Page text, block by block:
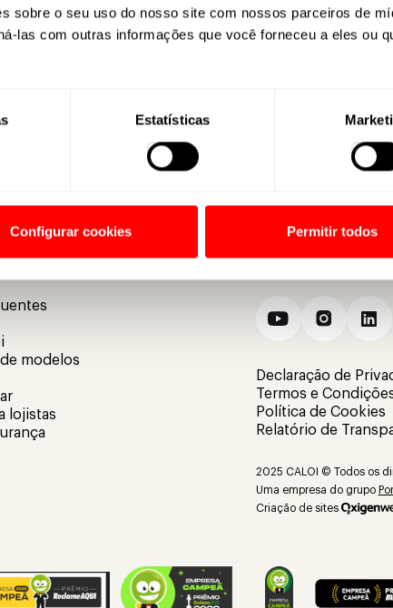
sobre o seu uso do nosso site com nossos parceiros de
las com outras informações que você forneceu a eles ou
Estatísticas
Configurar cookies Permitir todos
modelos
lojistas
Declaração de
Termos e
Política de Cookies
Relatório de
2025 CALOI © Todos os
Uma empresa do grupo
Criação de sites